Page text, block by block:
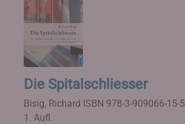
Die Spitalschliesser
Bisig, Richard ISBN 978-3-909066-15-5
1. Aufl.